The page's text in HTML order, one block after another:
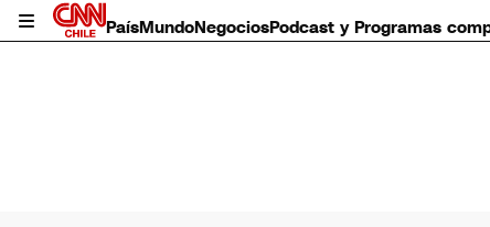
PaísMundoNegociosPodcast y Programas